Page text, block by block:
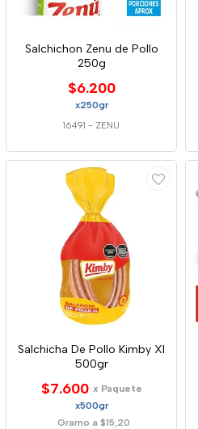
Salchichon Zenu de Pollo
250g
$6.200
x250gr
16491 - ZENU
Salchicha De Pollo Kimby Xl
500gr
$7.600 x Paquete
x500gr
Gramo a $15,20